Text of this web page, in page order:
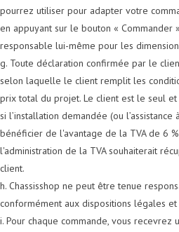
pourrez utiliser pour adapter votre
en appuyant sur le bouton « Commander
responsable lui-même pour les
g. Toute déclaration confirmée par le
selon laquelle le client remplit les
prix total du projet. Le client est le seul
si l’installation demandée (ou
bénéficier de l'avantage de la TVA de 6
l'administration de la TVA souhaiterait
client.
h. Chassisshop ne peut être tenue
conformément aux dispositions légales et
i. Pour chaque commande, vous